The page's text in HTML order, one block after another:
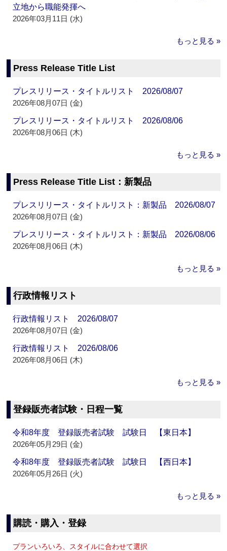
立地から職能発揮へ
2026年03月11日 (水)
もっと見る »
Press Release Title List
プレスリリース・タイトルリスト 2026/08/07
2026年08月07日 (金)
プレスリリース・タイトルリスト 2026/08/06
2026年08月06日 (木)
もっと見る »
Press Release Title List：新製品
プレスリリース・タイトルリスト：新製品 2026/08/07
2026年08月07日 (金)
プレスリリース・タイトルリスト：新製品 2026/08/06
2026年08月06日 (木)
もっと見る »
行政情報リスト
行政情報リスト 2026/08/07
2026年08月07日 (金)
行政情報リスト 2026/08/06
2026年08月06日 (木)
もっと見る »
登録販売者試験・日程一覧
令和8年度 登録販売者試験 試験日 【東日本】
2026年05月29日 (金)
令和8年度 登録販売者試験 試験日 【西日本】
2026年05月26日 (火)
もっと見る »
購読・購入・登録
プランいろいろ、スタイルに合わせて選択